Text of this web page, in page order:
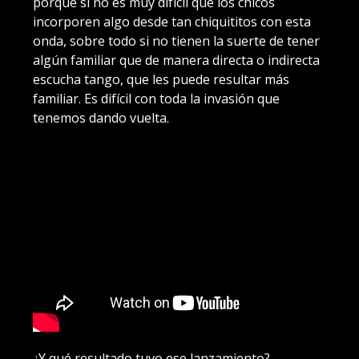
incorporen algo desde tan chiquititos con esta
onda, sobre todo si no tienen la suerte de tener
algún familiar que de manera directa o indirecta
escucha tango, que les puede resultar más
familiar. Es difícil con toda la invasión que
tenemos dando vuelta.